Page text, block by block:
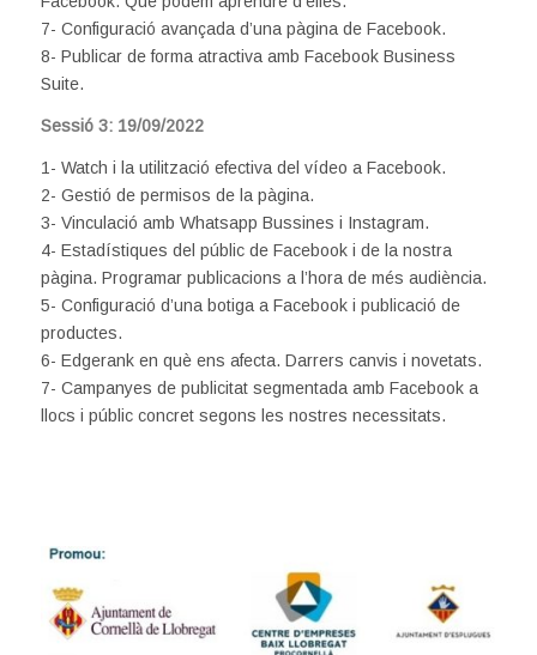
7- Configuració avançada d’una pàgina de Facebook.
8- Publicar de forma atractiva amb Facebook Business
Suite.
Sessió 3: 19/09/2022
1- Watch i la utilització efectiva del vídeo a Facebook.
2- Gestió de permisos de la pàgina.
3- Vinculació amb Whatsapp Bussines i Instagram.
4- Estadístiques del públic de Facebook i de la nostra
pàgina. Programar publicacions a l’hora de més audiència.
5- Configuració d’una botiga a Facebook i publicació de
productes.
6- Edgerank en què ens afecta. Darrers canvis i novetats.
7- Campanyes de publicitat segmentada amb Facebook a
llocs i públic concret segons les nostres necessitats.